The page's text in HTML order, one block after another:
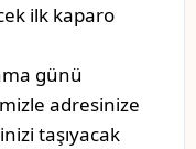
ilk kaparo
günü
adresinize
taşıyacak